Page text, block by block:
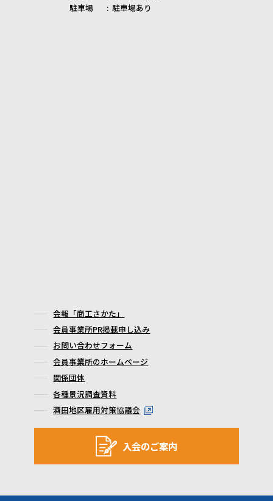
駐車場
駐車場あり
会報「商工さかた」
会員事業所PR掲載申し込み
お問い合わせフォーム
会員事業所のホームページ
関係団体
各種景況調査資料
酒田地区雇用対策協議会
入会のご案内